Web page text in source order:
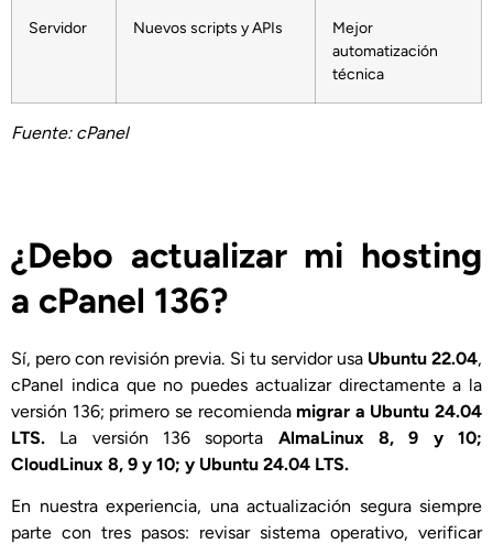
Servidor Nuevos scripts y APIs
Mejor
automatización
técnica
Fuente: cPanel
¿Debo actualizar mi hosting
a cPanel 136?
Sí, pero con revisión previa. Si tu servidor usa Ubuntu 22.04,
cPanel indica que no puedes actualizar directamente a la
versión 136; primero se recomiendamigrar a Ubuntu 24.04
LTS. La versión 136 soporta AlmaLinux 8, 9 y 10;
CloudLinux 8, 9 y 10; y Ubuntu 24.04 LTS.
En nuestra experiencia, una actualización segura siempre
parte con tres pasos: revisar sistema operativo, verificar